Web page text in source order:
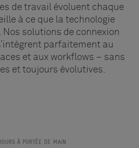
de travail évoluent chaque
à ce que la technologie
Nos solutions de connexion
parfaitement au
et aux workflows – sans
et toujours évolutives.
À PORTÉE DE MAIN